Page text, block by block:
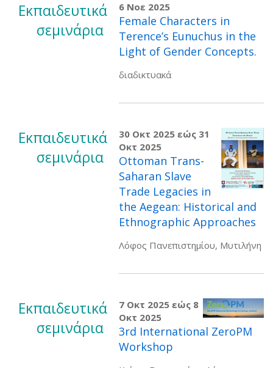
Εκπαιδευτικά
σεμινάρια
6 Νοε 2025
Female Characters in
Terence’s Eunuchus in the
Light of Gender Concepts.
διαδικτυακά
Εκπαιδευτικά
σεμινάρια
30 Οκτ 2025 εώς 31
Οκτ 2025
Ottoman Trans-
Saharan Slave
Trade Legacies in
the Aegean: Historical and
Ethnographic Approaches
Λόφος Πανεπιστημίου, Μυτιλήνη
Εκπαιδευτικά
σεμινάρια
7 Οκτ 2025 εώς 8
Οκτ 2025
3rd International ZeroPM
Workshop